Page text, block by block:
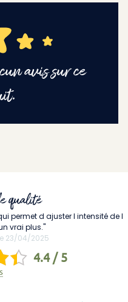
avis sur ce
qualité
permet d ajuster l intensité de l
vrai plus."
23/04/2025
4.4 / 5